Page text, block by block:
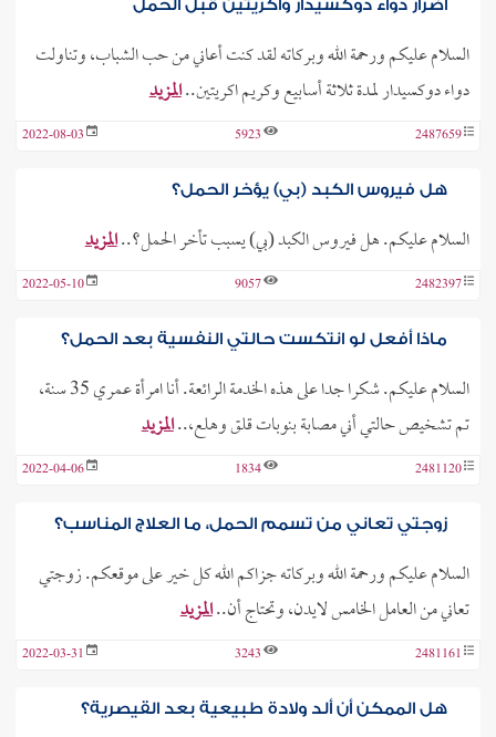
أضرار دواء دوكسيدار واكريتين قبل الحمل
السلام عليكم ورحمة الله وبركاته لقد كنت أعاني من حب الشباب، وتناولت
دواء دوكسيدار لمدة ثلاثة أسابيع وكريم اكريتين..المزيد
2487659
5923
2022-08-03
هل فيروس الكبد (بي) يؤخر الحمل؟
السلام عليكم. هل فيروس الكبد (بي) يسبب تأخر الحمل؟..المزيد
2482397
9057
2022-05-10
ماذا أفعل لو انتكست حالتي النفسية بعد الحمل؟
السلام عليكم. شكرا جدا على هذه الخدمة الرائعة. أنا امرأة عمري 35 سنة،
تم تشخيص حالتي أني مصابة بنوبات قلق وهلع،..المزيد
2481120
1834
2022-04-06
زوجتي تعاني من تسمم الحمل، ما العلاج المناسب؟
السلام عليكم ورحمة الله وبركاته جزاكم الله كل خير على موقعكم. زوجتي
تعاني من العامل الخامس لايدن، وتحتاج أن..المزيد
2481161
3243
2022-03-31
هل الممكن أن ألد ولادة طبيعية بعد القيصرية؟